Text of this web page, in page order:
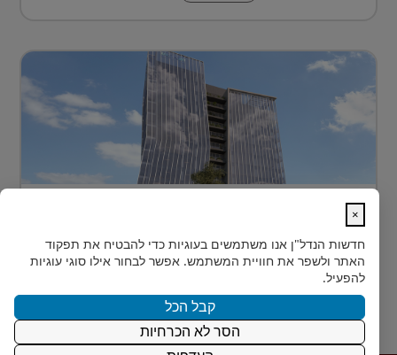
MEDIPORT תל השומר - נבנה לפרוץ דרך אל המחר
בעולם הרפואה של המאה ה-21, קצב החדשנות אינו
מאפשר מנ...
15.12.2024 קרא עוד
×
חדשות הנדל"ן אנו משתמשים בעוגיות כדי להבטיח את תפקוד
האתר ולשפר את חוויית המשתמש. אפשר לבחור אילו סוגי עוגיות
להפעיל.
קבל הכל
הסר לא הכרחיות